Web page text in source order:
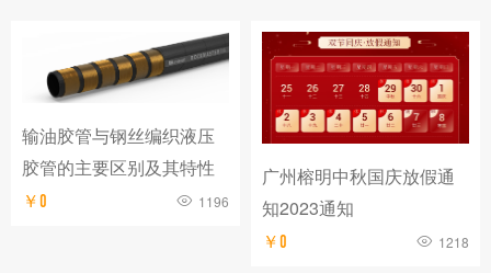
输油胶管与钢丝编织液压
胶管的主要区别及其特性
￥0 1196
广州榕明中秋国庆放假通
知2023通知
￥0 1218